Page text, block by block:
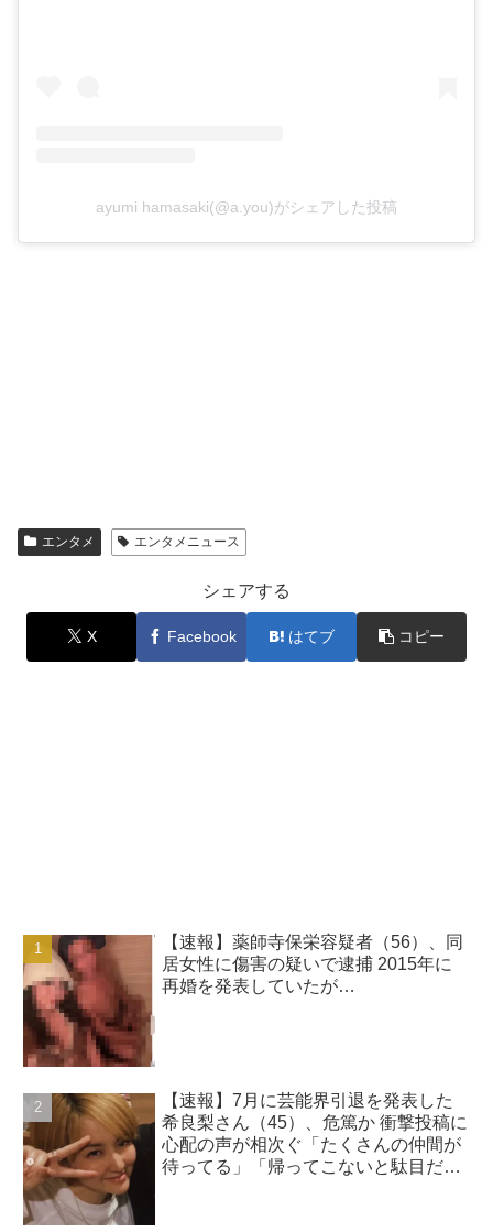
ayumi hamasaki(@a.you)がシェアした投稿
エンタメ エンタメニュース
シェアする
X Facebook はてブ コピー
【速報】薬師寺保栄容疑者（56）、同
居女性に傷害の疑いで逮捕 2015年に
再婚を発表していたが…
【速報】7月に芸能界引退を発表した
希良梨さん（45）、危篤か 衝撃投稿に
心配の声が相次ぐ「たくさんの仲間が
待ってる」「帰ってこないと駄目だ